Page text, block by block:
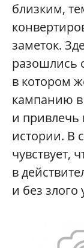
близким,
заметок.
разошлись
в котором
кампанию в
и привлечь
истории. В
чувствует,
в
и без злого